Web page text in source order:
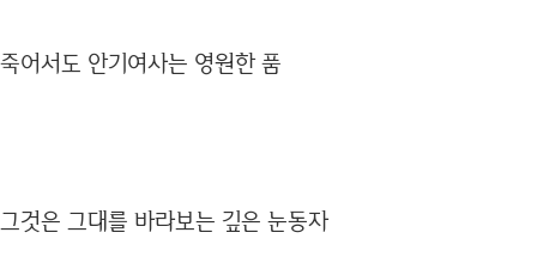
죽어서도 안기여사는 영원한 품
그것은 그대를 바라보는 깊은 눈동자